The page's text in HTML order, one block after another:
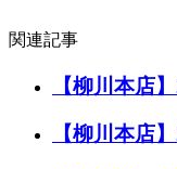
関連記事
【柳川本店
【柳川本店